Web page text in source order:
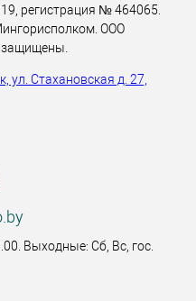
регистрация № 464065.
ООО
ул. Стахановская д. 27,
Выходные: Сб, Вс, гос.